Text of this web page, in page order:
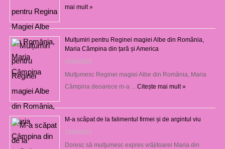
mai mult »
Mulțumiri pentru Reginei magiei Albe din România,
Maria Câmpina din țară și America
22/05/2025
Mulţumesc Reginei magiei Albe din România, Maria
Câmpina deoarece m-a … Citește mai mult »
M-a scăpat de la falimentul firmei și de argintul viu
13/03/2025
Doresc să mulţumesc expres vrăjitoarei Maria din